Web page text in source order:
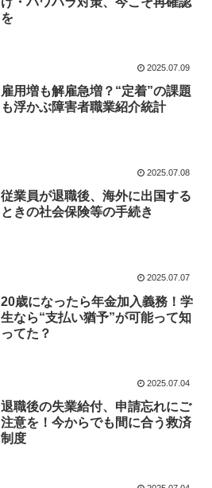
を
2025.07.09
雇用増も解雇急増？“定着”の課題
も浮かぶ障害者職業紹介統計
2025.07.08
従業員が退職後、海外に出国する
ときの社会保険等の手続き
2025.07.07
20歳になったら年金加入義務！学
生なら“支払い猶予”が可能って知
ってた？
2025.07.04
退職後の失業給付、申請忘れにご
注意を！今からでも間に合う救済
制度